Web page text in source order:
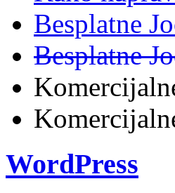
Besplatne
Besplatne
WordPress